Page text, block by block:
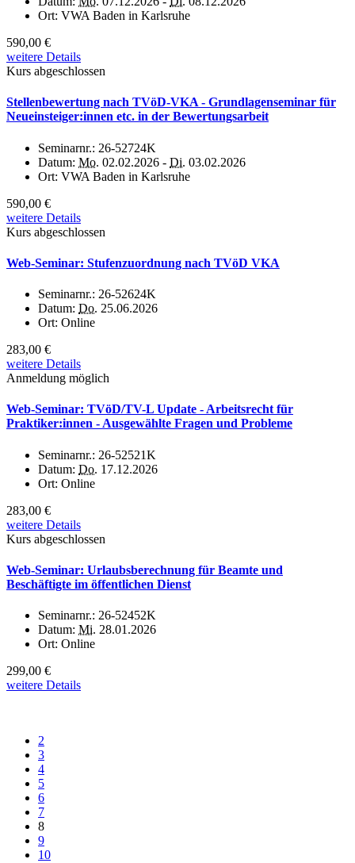
Ort: VWA Baden in Karlsruhe
590,00 €
weitere Details
Kurs abgeschlossen
Stellenbewertung nach TVöD-VKA - Grundlagenseminar für
Neueinsteiger:innen etc. in der Bewertungsarbeit
Seminarnr.: 26-52724K
Datum: Mo. 02.02.2026 - Di. 03.02.2026
Ort: VWA Baden in Karlsruhe
590,00 €
weitere Details
Kurs abgeschlossen
Web-Seminar: Stufenzuordnung nach TVöD VKA
Seminarnr.: 26-52624K
Datum: Do. 25.06.2026
Ort: Online
283,00 €
weitere Details
Anmeldung möglich
Web-Seminar: TVöD/TV-L Update - Arbeitsrecht für
Praktiker:innen - Ausgewählte Fragen und Probleme
Seminarnr.: 26-52521K
Datum: Do. 17.12.2026
Ort: Online
283,00 €
weitere Details
Kurs abgeschlossen
Web-Seminar: Urlaubsberechnung für Beamte und
Beschäftigte im öffentlichen Dienst
Seminarnr.: 26-52452K
Datum: Mi. 28.01.2026
Ort: Online
299,00 €
weitere Details
2
3
4
5
6
7
8
9
10